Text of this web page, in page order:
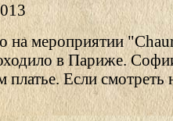
мероприятии
в Париже.
платье. Если смотреть